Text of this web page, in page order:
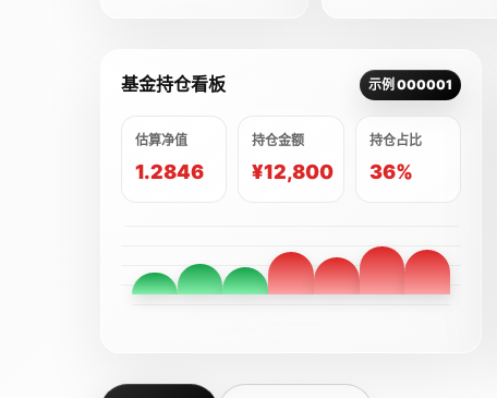
基金持仓看板 示例 000001
估算净值
1.2846
持仓金额
¥12,800
持仓占比
36%